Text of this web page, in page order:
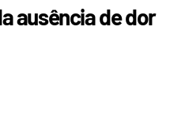
ausência de dor